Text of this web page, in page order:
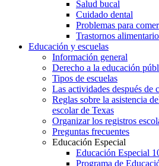
Salud bucal
Cuidado dental
Problemas para comer
Trastornos
Educación y escuelas
Información general
Derecho a la educación
Tipos de escuelas
Las actividades después de
Reglas sobre la asistencia
escolar de Texas
Organizar los registros
Preguntas frecuentes
Educación Especial
Educación Especial
Programa de